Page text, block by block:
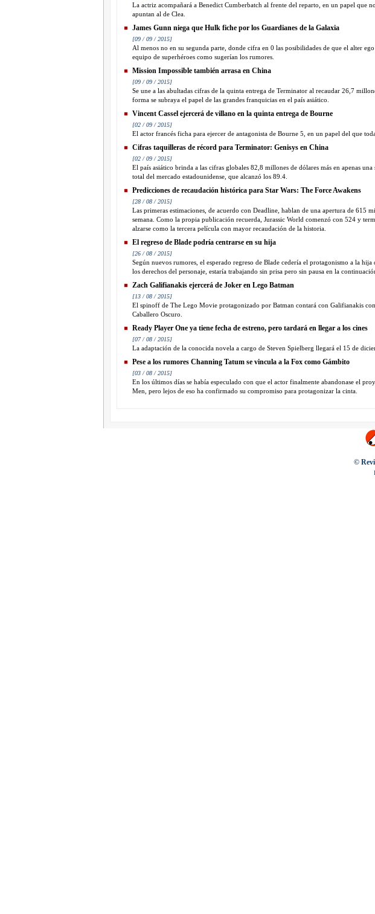
La actriz acompañará a Benedict Cumberbatch al frente del reparto, en un papel que
apuntan al de Clea.
James Gunn niega que Hulk fiche por los Guardianes de la Galaxia
[09 / 09 / 2015]
Al menos no en su segunda parte, donde cifra en 0 las posibilidades de que el alter
equipo de superhéroes como sugerían los rumores.
Mission Impossible también arrasa en China
[09 / 09 / 2015]
Se une a las abultadas cifras de la quinta entrega de Terminator al recaudar 26,7
forma se subraya el papel de las grandes franquicias en el país asiático.
Vincent Cassel ejercerá de villano en la quinta entrega de Bourne
[02 / 09 / 2015]
El actor francés ficha para ejercer de antagonista de Bourne 5, en un papel del que
Cifras taquilleras de récord para Terminator: Genisys en China
[02 / 09 / 2015]
El país asiático brinda a las cifras globales 82,8 millones de dólares más en apenas
total del mercado estadounidense, que alcanzó los 89.4.
Predicciones de recaudación histórica para Star Wars: The Force Awakens
[28 / 08 / 2015]
Las primeras estimaciones, de acuerdo con Deadline, hablan de una apertura de 615
semana. Como la propia publicación recuerda, Jurassic World comenzó con 524 y
alzarse como la tercera película con mayor recaudación de la historia.
El regreso de Blade podría centrarse en su hija
[26 / 08 / 2015]
Según nuevos rumores, el esperado regreso de Blade cedería el protagonismo a la
los derechos del personaje, estaría trabajando sin prisa pero sin pausa en la
Zach Galifianakis ejercerá de Joker en Lego Batman
[13 / 08 / 2015]
El spinoff de The Lego Movie protagonizado por Batman contará con Galifianakis
Caballero Oscuro.
Ready Player One ya tiene fecha de estreno, pero tardará en llegar a los cines
[07 / 08 / 2015]
La adaptación de la conocida novela a cargo de Steven Spielberg llegará el 15 de
Pese a los rumores Channing Tatum se vincula a la Fox como Gámbito
[03 / 08 / 2015]
En los últimos días se había especulado con que el actor finalmente abandonase el
Men, pero lejos de eso ha confirmado su compromiso para protagonizar la cinta.
©